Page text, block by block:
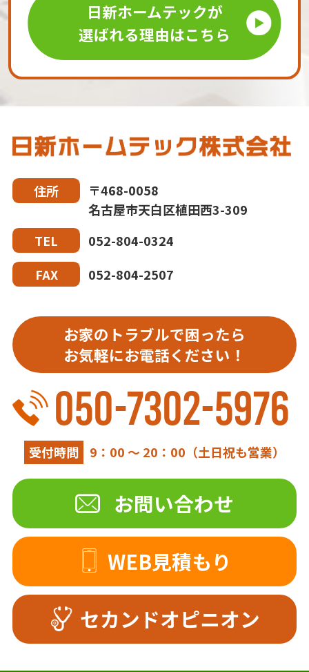
日新ホームテックが
選ばれる理由はこちら
住所
〒468-0058
名古屋市天白区植田西3-309
TEL
052-804-0324
FAX
052-804-2507
お家のトラブルで困ったら
お気軽にお電話ください！
050-7302-5976
受付時間 9：00 ～ 20：00（土日祝も営業）
お問い合わせ
WEB見積もり
セカンドオピニオン